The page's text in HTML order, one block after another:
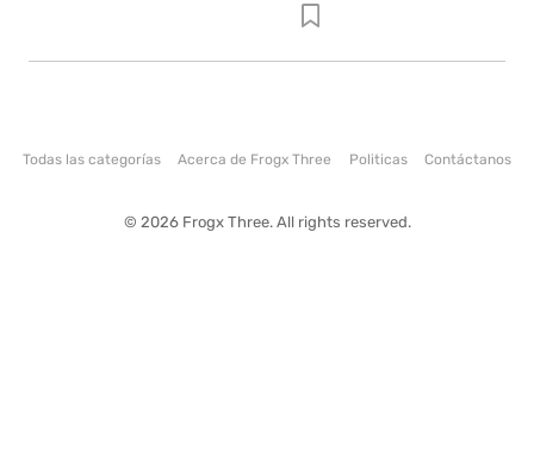
Todas las categorías Acerca de Frogx Three Politicas Contáctanos
© 2026 Frogx Three. All rights reserved.